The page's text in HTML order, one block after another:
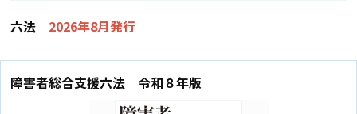
六法 2026年8月発行
障害者総合支援六法 令和８年版